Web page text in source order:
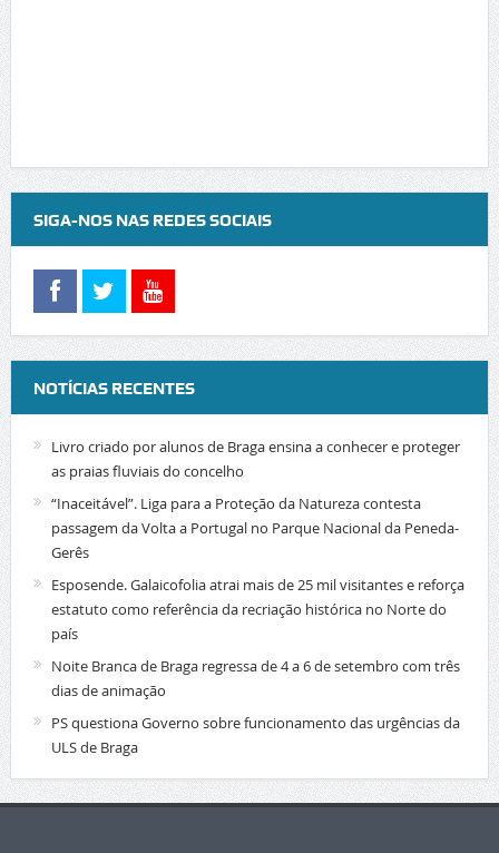
SIGA-NOS NAS REDES SOCIAIS
NOTÍCIAS RECENTES
Livro criado por alunos de Braga ensina a conhecer e proteger
as praias fluviais do concelho
“Inaceitável”. Liga para a Proteção da Natureza contesta
passagem da Volta a Portugal no Parque Nacional da Peneda-
Gerês
Esposende. Galaicofolia atrai mais de 25 mil visitantes e reforça
estatuto como referência da recriação histórica no Norte do
país
Noite Branca de Braga regressa de 4 a 6 de setembro com três
dias de animação
PS questiona Governo sobre funcionamento das urgências da
ULS de Braga